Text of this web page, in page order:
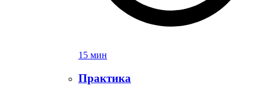
15 мин
Практика